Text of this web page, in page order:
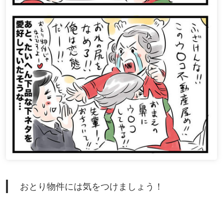
おとり物件には気をつけましょう！